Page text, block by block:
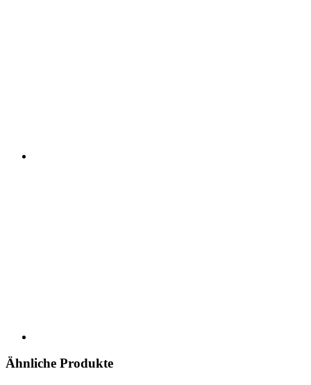
Ähnliche Produkte